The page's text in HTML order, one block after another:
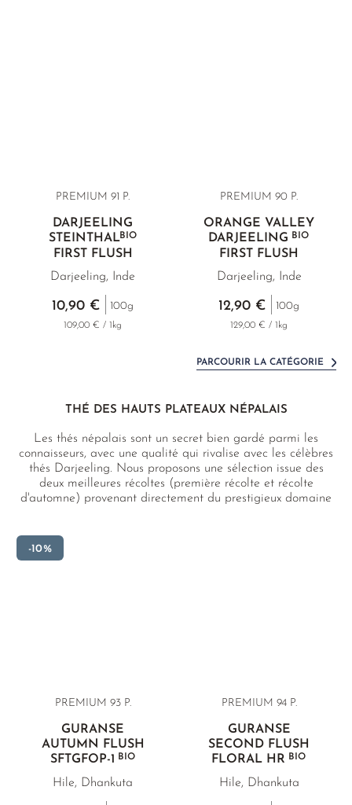
PREMIUM91 P.
DARJEELING
STEINTHALBIO
FIRST FLUSH
Darjeeling, Inde
10,90 € 100g
109,00 € / 1kg
PREMIUM 90 P.
ORANGE VALLEY
DARJEELINGBIO
FIRST FLUSH
Darjeeling, Inde
12,90 € 100g
129,00 € / 1kg
PARCOURIR LA CATÉGORIE
THÉ DES HAUTS PLATEAUX NÉPALAIS
Les thés népalais sont un secret bien gardé parmi les
connaisseurs, avec une qualité qui rivalise avec les célèbres
thés Darjeeling. Nous proposons une sélection issue des
deux meilleures récoltes (première récolte et récolte
d'automne) provenant directement du prestigieux domaine
exceptionnels, mais aussi pour son engagement social dans
-10%
PREMIUM 93 P.
GURANSE
AUTUMN FLUSH
SFTGFOP-1 BIO
Hile, Dhankuta
PREMIUM 94 P.
GURANSE
SECOND FLUSH
FLORAL HRBIO
Hile, Dhankuta